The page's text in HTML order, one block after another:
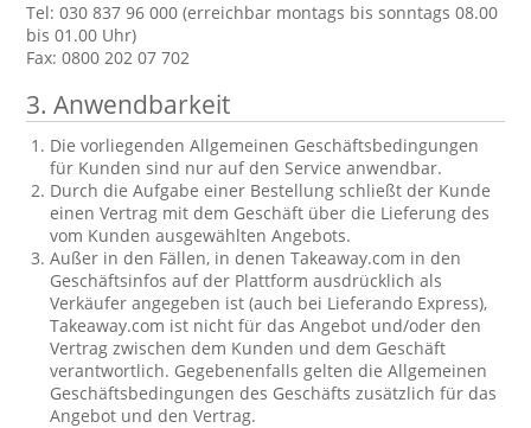
Tel: 030 837 96 000 (erreichbar montags bis sonntags 08.00
bis 01.00 Uhr)
Fax: 0800 202 07 702
3. Anwendbarkeit
Die vorliegenden Allgemeinen Geschäftsbedingungen
für Kunden sind nur auf den Service anwendbar.
Durch die Aufgabe einer Bestellung schließt der Kunde
einen Vertrag mit dem Geschäft über die Lieferung des
vom Kunden ausgewählten Angebots.
Außer in den Fällen, in denen Takeaway.com in den
Geschäftsinfos auf der Plattform ausdrücklich als
Verkäufer angegeben ist (auch bei Lieferando Express),
Takeaway.com ist nicht für das Angebot und/oder den
Vertrag zwischen dem Kunden und dem Geschäft
verantwortlich. Gegebenenfalls gelten die Allgemeinen
Geschäftsbedingungen des Geschäfts zusätzlich für das
Angebot und den Vertrag.